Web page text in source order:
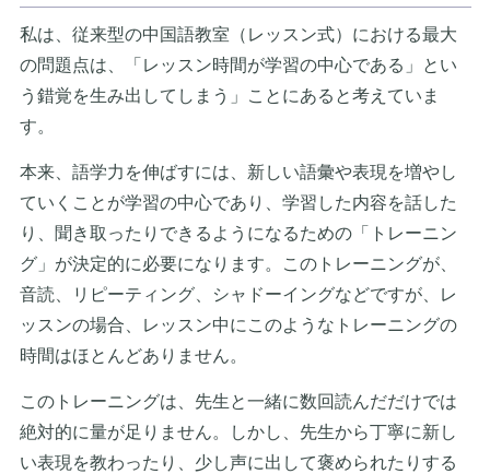
私は、従来型の中国語教室（レッスン式）における最大
の問題点は、「レッスン時間が学習の中心である」とい
う錯覚を生み出してしまう」ことにあると考えていま
す。
本来、語学力を伸ばすには、新しい語彙や表現を増やし
ていくことが学習の中心であり、学習した内容を話した
り、聞き取ったりできるようになるための「トレーニン
グ」が決定的に必要になります。このトレーニングが、
音読、リピーティング、シャドーイングなどですが、レ
ッスンの場合、レッスン中にこのようなトレーニングの
時間はほとんどありません。
このトレーニングは、先生と一緒に数回読んだだけでは
絶対的に量が足りません。しかし、先生から丁寧に新し
い表現を教わったり、少し声に出して褒められたりする